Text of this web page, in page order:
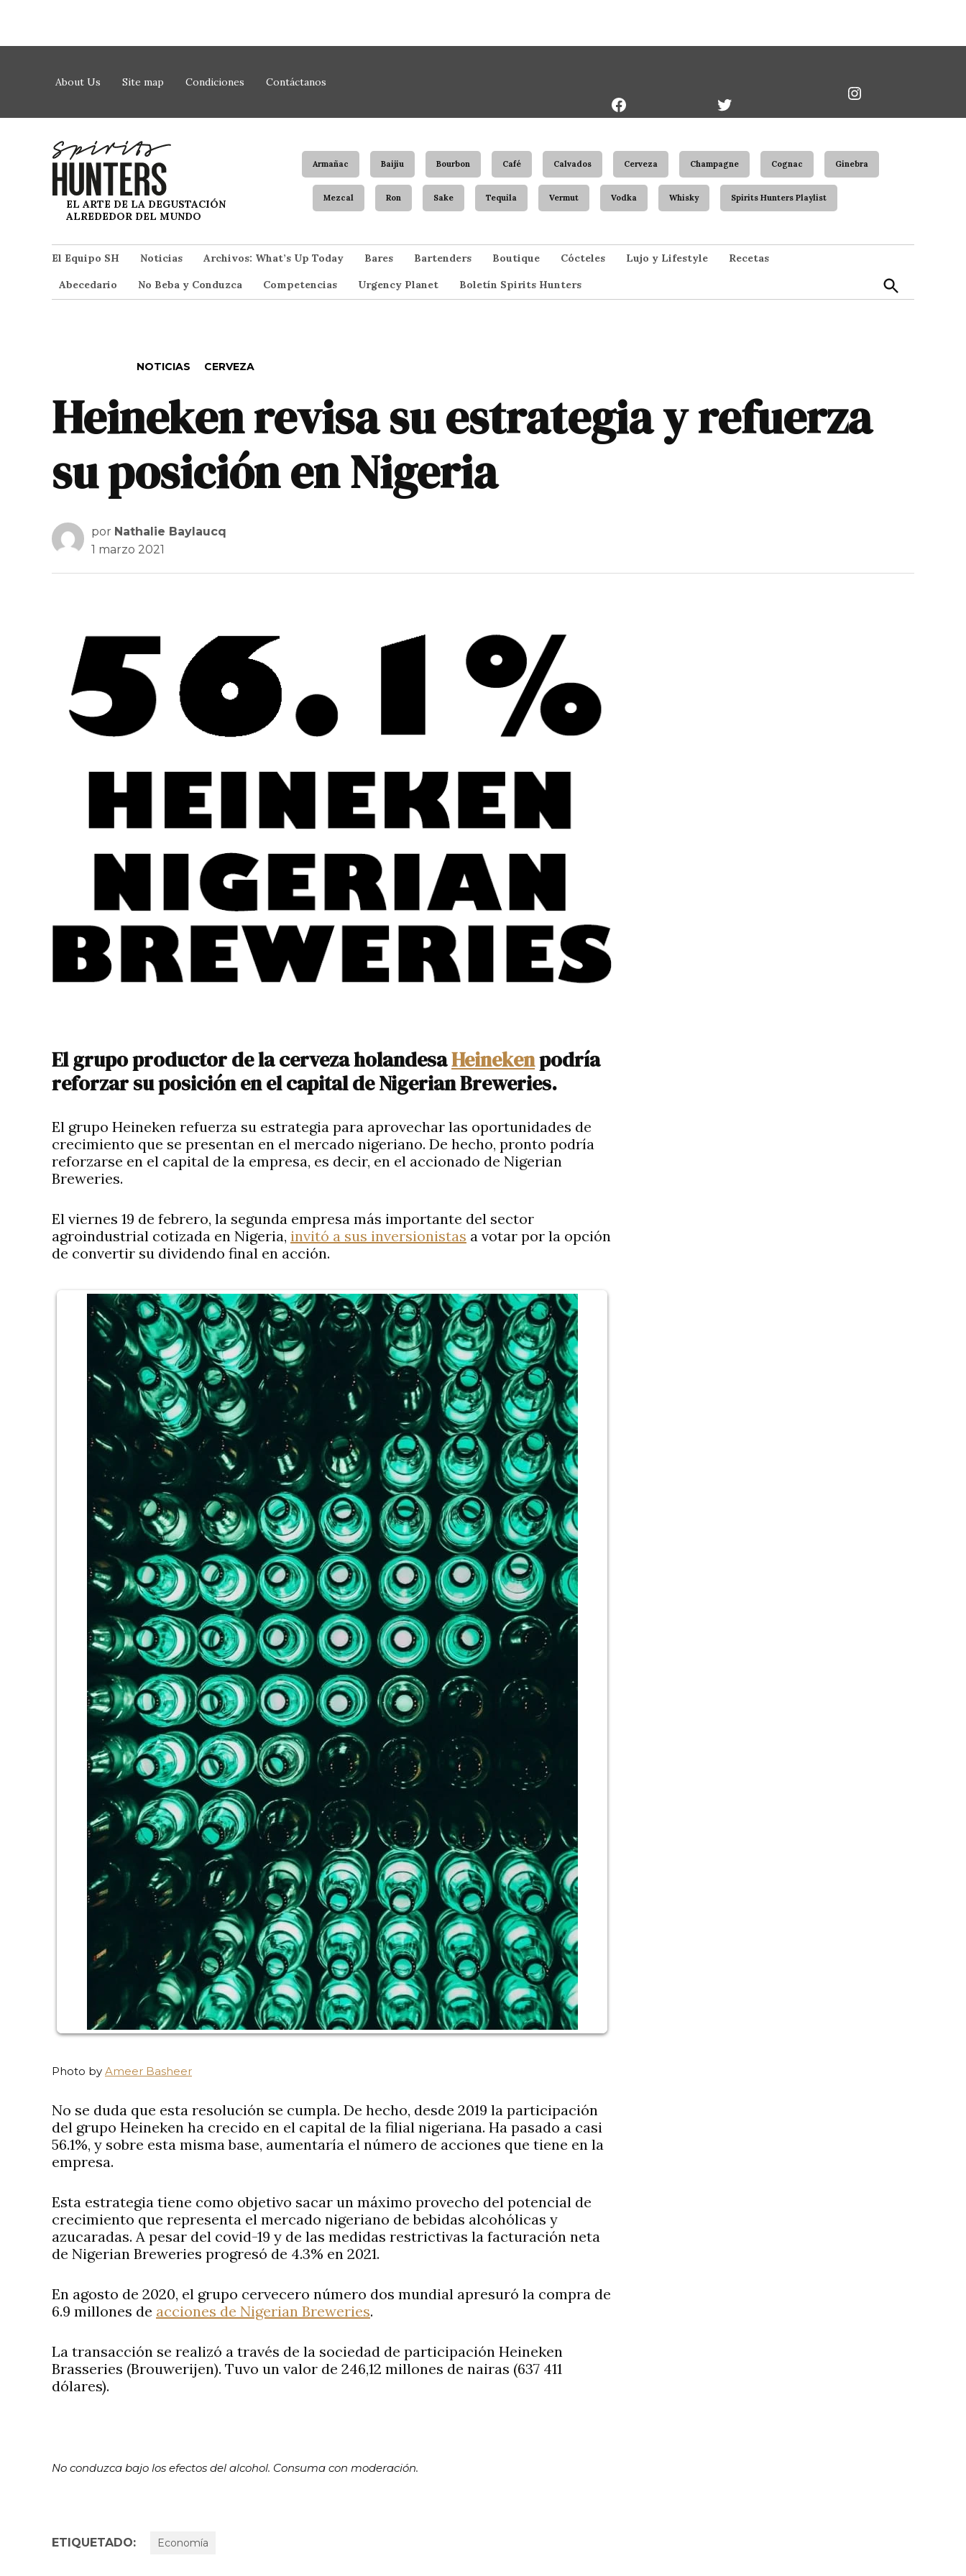
About Us Site map Condiciones Contáctanos
Spirit Hunters
EL ARTE DE LA DEGUSTACIÓN
ALREDEDOR DEL MUNDO
Armañac Baijiu Bourbon Café Calvados Cerveza Champagne Cognac Ginebra
Mezcal Ron Sake Tequila Vermut Vodka Whisky Spirits Hunters Playlist
El Equipo SH Noticias Archivos: What’s Up Today Bares Bartenders Boutique Cócteles Lujo y Lifestyle Recetas
Abecedario No Beba y Conduzca Competencias Urgency Planet Boletín Spirits Hunters
NOTICIAS CERVEZA
Heineken revisa su estrategia y refuerza
su posición en Nigeria
por Nathalie Baylaucq
1 marzo 2021
El grupo productor de la cerveza holandesaHeinekenpodría
reforzar su posición en el capital de Nigerian Breweries.
El grupo Heineken refuerza su estrategia para aprovechar las oportunidades de
crecimiento que se presentan en el mercado nigeriano. De hecho, pronto podría
reforzarse en el capital de la empresa, es decir, en el accionado de Nigerian
Breweries.
El viernes 19 de febrero, la segunda empresa más importante del sector
agroindustrial cotizada en Nigeria, invitó a sus inversionistas a votar por la opción
de convertir su dividendo final en acción.
Photo by Ameer Basheer
No se duda que esta resolución se cumpla. De hecho, desde 2019 la participación
del grupo Heineken ha crecido en el capital de la filial nigeriana. Ha pasado a casi
56.1%, y sobre esta misma base, aumentaría el número de acciones que tiene en la
empresa.
Esta estrategia tiene como objetivo sacar un máximo provecho del potencial de
crecimiento que representa el mercado nigeriano de bebidas alcohólicas y
azucaradas. A pesar del covid-19 y de las medidas restrictivas la facturación neta
de Nigerian Breweries progresó de 4.3% en 2021.
En agosto de 2020, el grupo cervecero número dos mundial apresuró la compra de
6.9 millones de acciones de Nigerian Breweries.
La transacción se realizó a través de la sociedad de participación Heineken
Brasseries (Brouwerijen). Tuvo un valor de 246,12 millones de nairas (637 411
dólares).
No conduzca bajo los efectos del alcohol. Consuma con moderación.
ETIQUETADO: Economía